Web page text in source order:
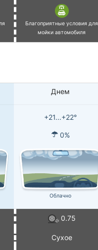
Благоприятные условия для
мойки автомобиля
Днем
+21...+22°
0%
Облачно
0.75
Сухое